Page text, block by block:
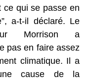
ce qui se passe en
a-t-il déclaré. Le
Morrison a
pas en faire assez
climatique. Il a
cause de la